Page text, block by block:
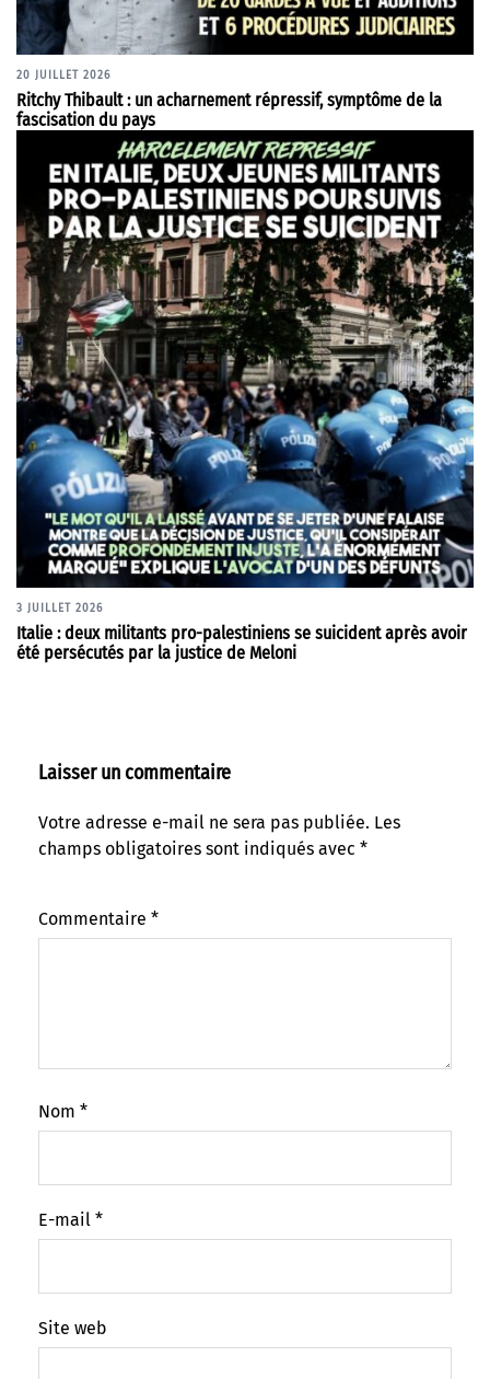
20 JUILLET 2026
Ritchy Thibault : un acharnement répressif, symptôme de la
fascisation du pays
3 JUILLET 2026
Italie : deux militants pro-palestiniens se suicident après avoir
été persécutés par la justice de Meloni
Laisser un commentaire
Votre adresse e-mail ne sera pas publiée. Les
champs obligatoires sont indiqués avec *
Commentaire *
Nom *
E-mail *
Site web